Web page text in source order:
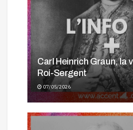
Carl Heinrich Graun, la
Roi-Sergent
07/05/2026